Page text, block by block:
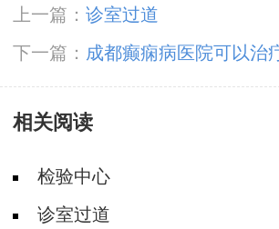
上一篇： 诊室过道
下一篇： 成都癫痫病医院可以治
相关阅读
检验中心
诊室过道